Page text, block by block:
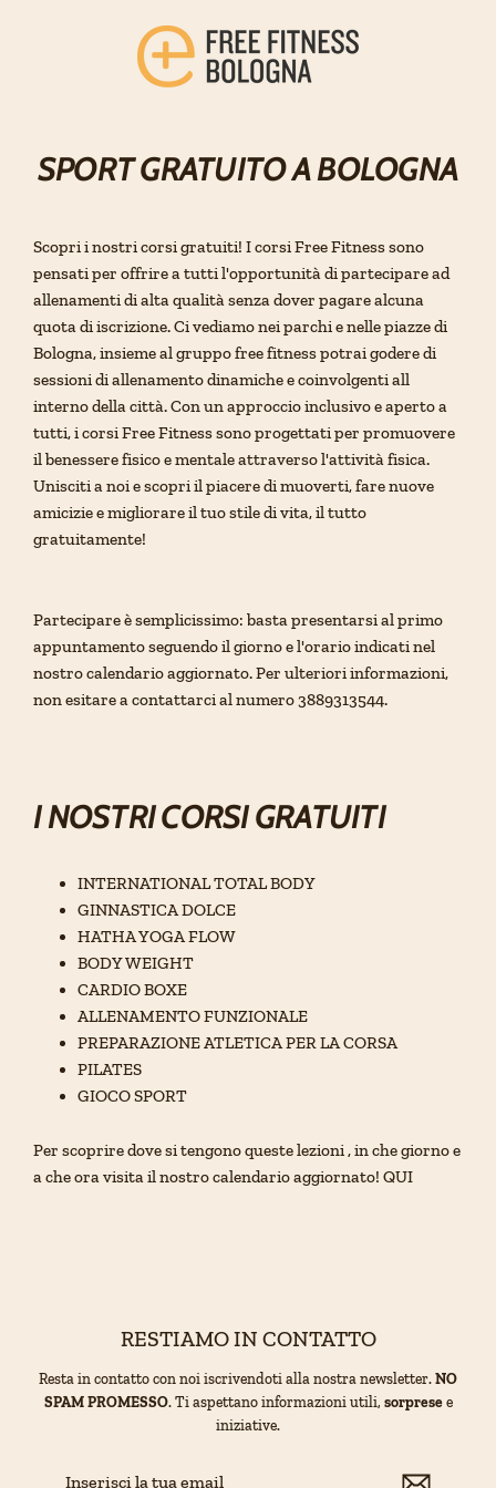
SPORT GRATUITO A BOLOGNA
Scopri i nostri corsi gratuiti! I corsi Free Fitness sono
pensati per offrire a tutti l'opportunità di partecipare ad
allenamenti di alta qualità senza dover pagare alcuna
quota di iscrizione. Ci vediamo nei parchi e nelle piazze di
Bologna, insieme al gruppo free fitness potrai godere di
sessioni di allenamento dinamiche e coinvolgenti all
interno della città. Con un approccio inclusivo e aperto a
tutti, i corsi Free Fitness sono progettati per promuovere
il benessere fisico e mentale attraverso l'attività fisica.
Unisciti a noi e scopri il piacere di muoverti, fare nuove
amicizie e migliorare il tuo stile di vita, il tutto
gratuitamente!
Partecipare è semplicissimo: basta presentarsi al primo
appuntamento seguendo il giorno e l'orario indicati nel
nostro calendario aggiornato. Per ulteriori informazioni,
non esitare a contattarci al numero 3889313544.
I NOSTRI CORSI GRATUITI
INTERNATIONAL TOTAL BODY
GINNASTICA DOLCE
HATHA YOGA FLOW
BODY WEIGHT
CARDIO BOXE
ALLENAMENTO FUNZIONALE
PREPARAZIONE ATLETICA PER LA CORSA
PILATES
GIOCO SPORT
Per scoprire dove si tengono queste lezioni , in che giorno e
a che ora visita il nostro calendario aggiornato! QUI
RESTIAMO IN CONTATTO
Resta in contatto con noi iscrivendoti alla nostra newsletter.NO
SPAM PROMESSO. Ti aspettano informazioni utili, sorpresee
iniziative.